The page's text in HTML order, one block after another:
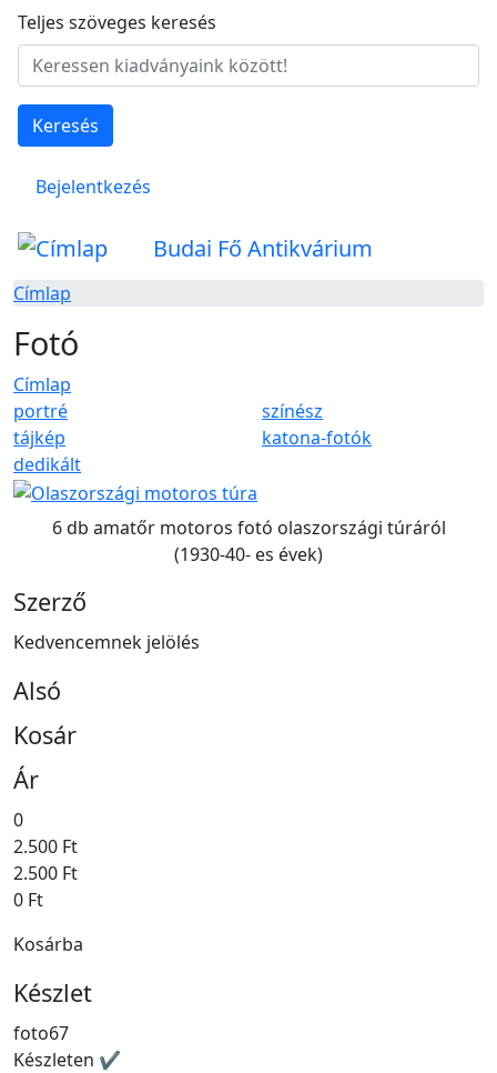
Ugrás a tartalomra
Teljes szöveges keresés
Keresés
Felhasználói fiók menüje
Bejelentkezés
Budai Fő Antikvárium
Címlap
Fotó
Címlap
portré
színész
tájkép
katona-fotók
dedikált
6 db amatőr motoros fotó olaszországi túráról
(1930-40- es évek)
Szerző
Kedvencemnek jelölés
Alsó
Kosár
Ár
0
2.500 Ft
2.500 Ft
0 Ft
Kosárba
Készlet
foto67
Készleten ✔